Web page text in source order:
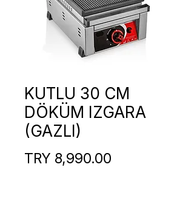
KUTLU 30 CM
DÖKÜM IZGARA
(GAZLI)
TRY 8,990.00